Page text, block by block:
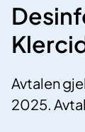
Avtalen
2025.